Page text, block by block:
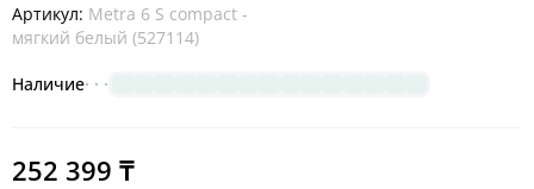
Артикул: Metra 6 S compact -
мягкий белый (527114)
Наличие
252 399 ₸